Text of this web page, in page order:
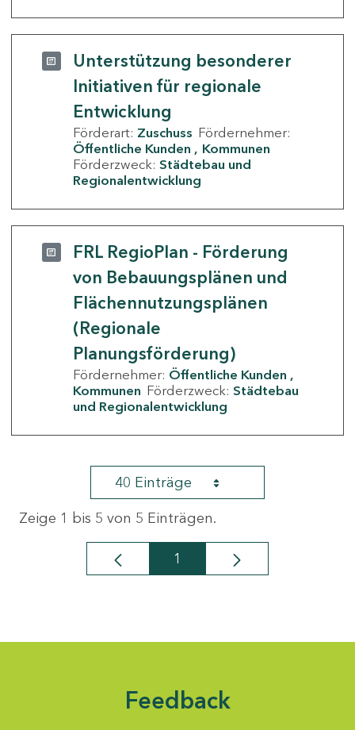
Unterstützung besonderer
Initiativen für regionale
Entwicklung
Förderart: Zuschuss Fördernehmer:
Öffentliche Kunden
Kommunen
Förderzweck: Städtebau und
Regionalentwicklung
FRL RegioPlan - Förderung
von Bebauungsplänen und
Flächennutzungsplänen
(Regionale
Planungsförderung)
Fördernehmer: Öffentliche Kunden
Kommunen Förderzweck: Städtebau
und Regionalentwicklung
40 Einträge
Zeige 1 bis 5 von 5 Einträgen.
Seite
1
Feedback